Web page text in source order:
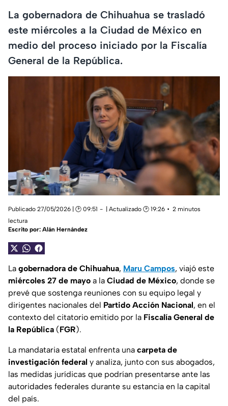
La gobernadora de Chihuahua se trasladó
este miércoles a la Ciudad de México en
medio del proceso iniciado por la Fiscalía
General de la República.
Publicado 27/05/2026 | 🕑 09:51 | Actualizado 🕑 19:26
2 minutos
lectura
Escrito por: Alán Hernández
La gobernadora de Chihuahua, Maru Campos, viajó este
miércoles 27 de mayo a la Ciudad de México, donde se
prevé que sostenga reuniones con su equipo legal y
dirigentes nacionales del Partido Acción Nacional, en el
contexto del citatorio emitido por la Fiscalía General de
la República (FGR).
La mandataria estatal enfrenta una carpeta de
investigación federal y analiza, junto con sus abogados,
las medidas jurídicas que podrían presentarse ante las
autoridades federales durante su estancia en la capital
del país.